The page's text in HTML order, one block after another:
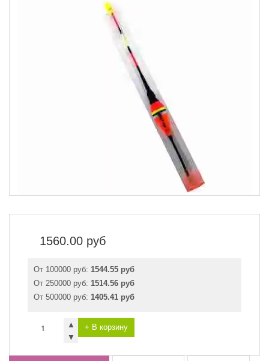
1560.00 руб
От 100000 руб: 1544.55 руб
От 250000 руб: 1514.56 руб
От 500000 руб: 1405.41 руб
▲
▼
+ В корзину